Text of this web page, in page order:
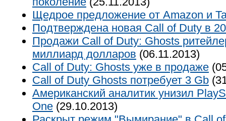
Щедрое предложение от Amazon и
Подтверждена новая Call of Duty в
Продажи Call of Duty: Ghosts
миллиард долларов (06.11.2013)
Call of Duty: Ghosts уже в продаже
Call of Duty Ghosts потребует 3 Gb
Американский аналитик унизил
One (29.10.2013)